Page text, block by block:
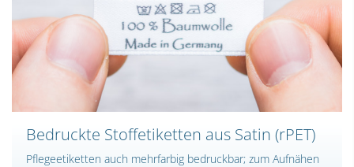
Bedruckte Stoffetiketten aus Satin (rPET)
Pflegeetiketten auch mehrfarbig bedruckbar; zum Aufnähen